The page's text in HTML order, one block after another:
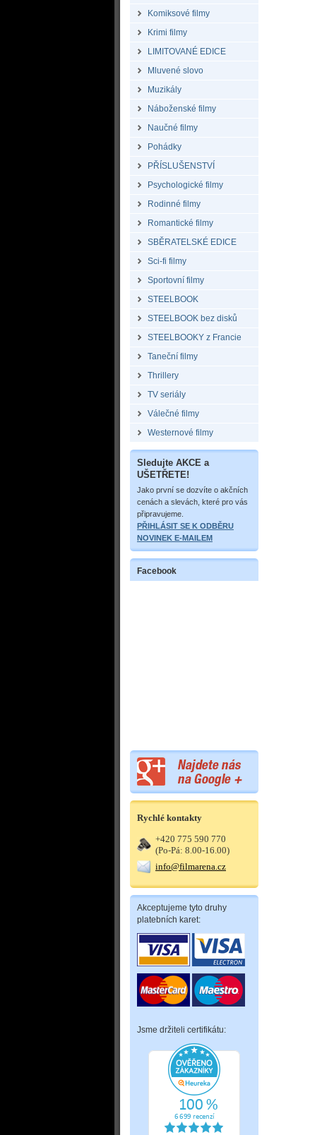
Komiksové filmy
Krimi filmy
LIMITOVANÉ EDICE
Mluvené slovo
Muzikály
Náboženské filmy
Naučné filmy
Pohádky
PŘÍSLUŠENSTVÍ
Psychologické filmy
Rodinné filmy
Romantické filmy
SBĚRATELSKÉ EDICE
Sci-fi filmy
Sportovní filmy
STEELBOOK
STEELBOOK bez disků
STEELBOOKY z Francie
Taneční filmy
Thrillery
TV seriály
Válečné filmy
Westernové filmy
Sledujte AKCE a
UŠETŘETE!
Jako první se dozvíte o akčních
cenách a slevách, které pro vás
připravujeme.
PŘIHLÁSIT SE K ODBĚRU
NOVINEK E-MAILEM
Facebook
Rychlé kontakty
+420 775 590 770
(Po-Pá: 8.00-16.00)
info@filmarena.cz
Akceptujeme tyto druhy
platebních karet:
Jsme držiteli certifikátu: